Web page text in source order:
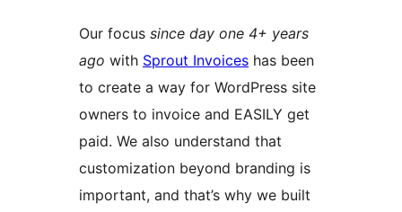
Our focus since day one 4+ years
ago with Sprout Invoices has been
to create a way for WordPress site
owners to invoice and EASILY get
paid. We also understand that
customization beyond branding is
important, and that’s why we built